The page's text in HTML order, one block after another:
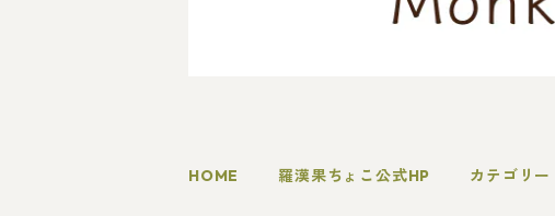
HOME 羅漢果ちょこ公式HP カテゴリー